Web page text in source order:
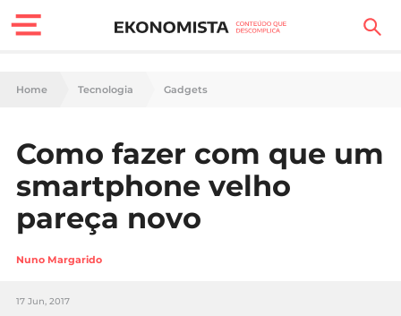
Finanças Pessoais
Carreira
Casa
Lifestyle
Sociedade
Home Tecnologia Gadgets
Como fazer com que um
smartphone velho
pareça novo
Nuno Margarido
17 Jun, 2017